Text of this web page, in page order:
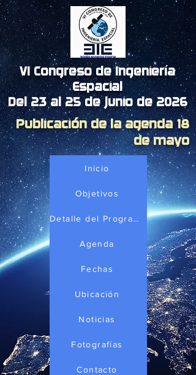
VI Congreso de Ingeniería
Espacial
Del 23 al 25 de junio de 2026
Publicación de la agenda 18
de mayo
Inicio
Objetivos
Detalle del Programa
Agenda
Fechas
Ubicación
Noticias
Fotografías
Contacto